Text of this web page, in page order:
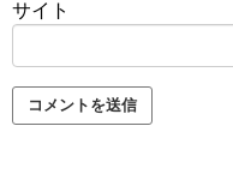
サイト